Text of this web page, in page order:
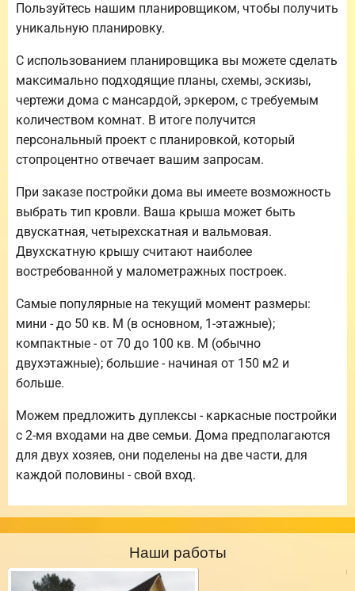
Пользуйтесь нашим планировщиком, чтобы получить
уникальную планировку.
С использованием планировщика вы можете сделать
максимально подходящие планы, схемы, эскизы,
чертежи дома с мансардой, эркером, с требуемым
количеством комнат. В итоге получится
персональный проект с планировкой, который
стопроцентно отвечает вашим запросам.
При заказе постройки дома вы имеете возможность
выбрать тип кровли. Ваша крыша может быть
двускатная, четырехскатная и вальмовая.
Двухскатную крышу считают наиболее
востребованной у малометражных построек.
Самые популярные на текущий момент размеры:
мини - до 50 кв. М (в основном, 1-этажные);
компактные - от 70 до 100 кв. М (обычно
двухэтажные); большие - начиная от 150 м2 и
больше.
Можем предложить дуплексы - каркасные постройки
с 2-мя входами на две семьи. Дома предполагаются
для двух хозяев, они поделены на две части, для
каждой половины - свой вход.
Наши работы